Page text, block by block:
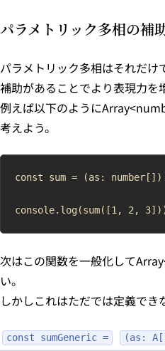
パラメトリック多相の補
パラメトリック多相はそれだ
補助があることでより表現力を
例えば以下のように
考えよう。
const sum = (as:
次はこの関数を一般化して
い。
しかしこれはただでは定義でき
const sumGeneric =
(as: